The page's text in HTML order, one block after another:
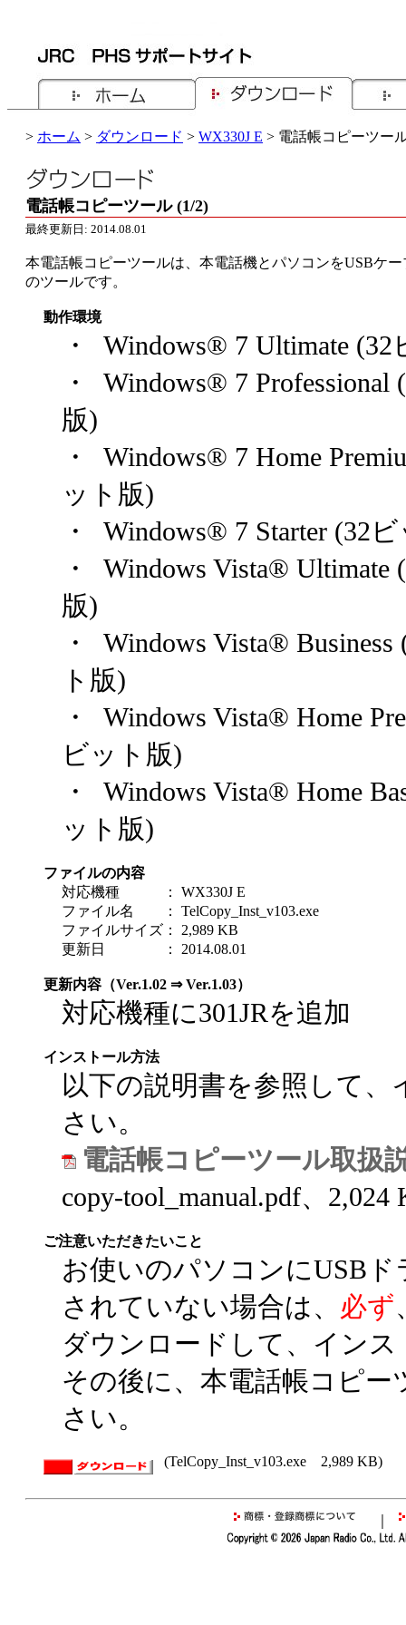
> ホーム > ダウンロード > WX330J E > 電話帳コピーツー
電話帳コピーツール (1/2)
最終更新日: 2014.08.01
本電話帳コピーツールは、本電話機とパソコンをUSBケ
のツールです。
動作環境
・ Windows® 7 Ultimate
・ Windows® 7
版)
・ Windows® 7 Home
ット版)
・ Windows® 7 Starter (32
・ Windows Vista®
版)
・ Windows Vista®
ト版)
・ Windows Vista® Home
ビット版)
・ Windows Vista® Home
ット版)
ファイルの内容
対応機種
： WX330J E
ファイル名
： TelCopy_Inst_v103.exe
ファイルサイズ ： 2,989 KB
更新日
： 2014.08.01
更新内容（Ver.1.02 ⇒ Ver.1.03）
対応機種に301JRを追加
インストール方法
以下の説明書を参照して
さい。
電話帳コピーツール取扱
copy-tool_manual.pdf、2,024
ご注意いただきたいこと
お使いのパソコンにUSB
されていない場合は、 必ず
ダウンロードして、イン
その後に、本電話帳コピ
さい。
(TelCopy_Inst_v103.exe 2,989 KB)